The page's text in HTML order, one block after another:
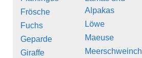
Frösche
Fuchs
Geparde
Giraffe
Alpakas
Löwe
Maeuse
Meerschweinch